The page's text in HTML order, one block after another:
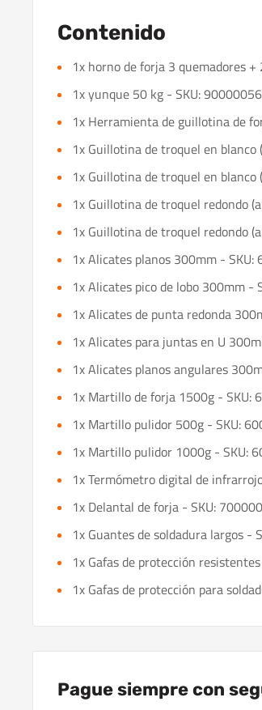
Contenido
1x horno de forja 3 quemadores
1x yunque 50 kg - SKU:
1x Herramienta de guillotina de
1x Guillotina de troquel en
1x Guillotina de troquel en
1x Guillotina de troquel redondo
1x Guillotina de troquel redondo
1x Alicates planos 300mm - SKU:
1x Alicates pico de lobo 300mm -
1x Alicates de punta redonda
1x Alicates para juntas en U
1x Alicates planos angulares
1x Martillo de forja 1500g - SKU:
1x Martillo pulidor 500g - SKU:
1x Martillo pulidor 1000g - SKU:
1x Termómetro digital de
1x Delantal de forja - SKU:
1x Guantes de soldadura largos -
1x Gafas de protección
1x Gafas de protección para
Pague siempre con